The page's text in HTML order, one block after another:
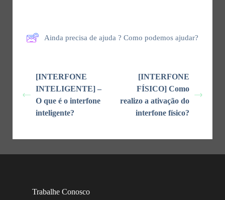
Ainda precisa de ajuda ? Como podemos ajudar?
[INTERFONE
INTELIGENTE] –
O que é o interfone
inteligente?
[INTERFONE
FÍSICO] Como
realizo a ativação do
interfone físico?
Trabalhe Conosco